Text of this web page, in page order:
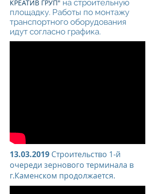
КРЕАТИВ ГРУП" на строительную
площадку. Работы по монтажу
транспортного оборудования
идут согласно графика.
13.03.2019 Строительство 1-й
очереди зернового терминала в
г.Каменском продолжается.